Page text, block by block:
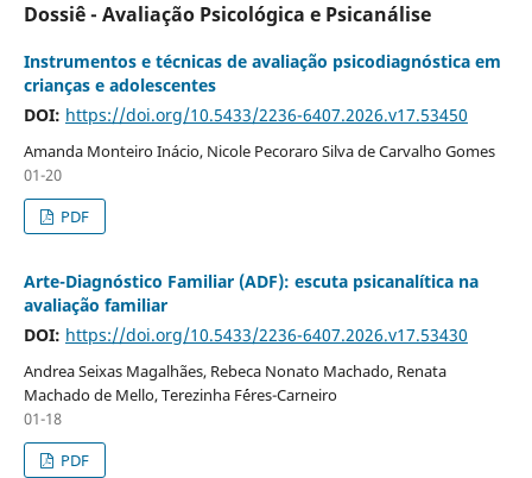
Dossiê - Avaliação Psicológica e Psicanálise
Instrumentos e técnicas de avaliação psicodiagnóstica em
crianças e adolescentes
DOI: https://doi.org/10.5433/2236-6407.2026.v17.53450
Amanda Monteiro Inácio, Nicole Pecoraro Silva de Carvalho Gomes
01-20
PDF
Arte-Diagnóstico Familiar (ADF): escuta psicanalítica na
avaliação familiar
DOI: https://doi.org/10.5433/2236-6407.2026.v17.53430
Andrea Seixas Magalhães, Rebeca Nonato Machado, Renata
Machado de Mello, Terezinha F´éres-Carneiro
01-18
PDF